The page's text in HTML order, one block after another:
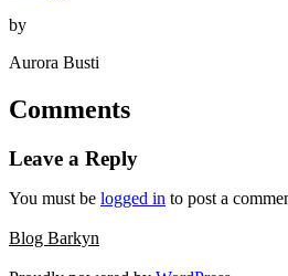
by
Aurora Busti
Comments
Leave a Reply
You must be logged in to post a
Blog Barkyn